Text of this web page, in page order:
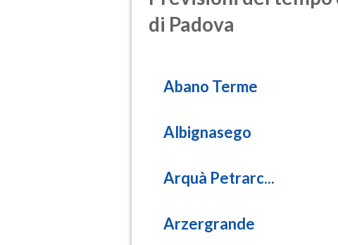
di Padova
Abano Terme
Albignasego
Arquà Petrarc...
Arzergrande